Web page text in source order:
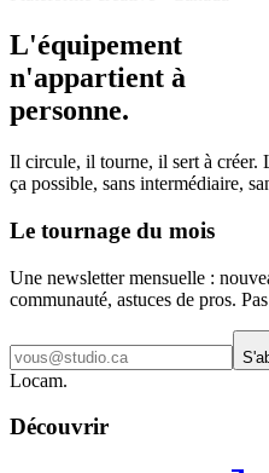
L'équipement
n'appartient à
personne.
Il circule, il tourne, il sert à créer.
ça possible, sans intermédiaire,
Le tournage du mois
Une newsletter mensuelle :
communauté, astuces de pros.
Locam.
Découvrir